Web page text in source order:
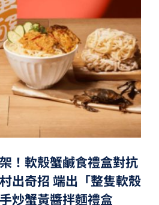
！軟殼蟹鹹食禮盒對抗
出奇招 端出「整隻軟殼
炒蟹黃醬拌麵禮盒